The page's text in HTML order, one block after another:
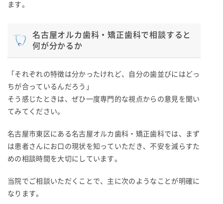
ます。
名古屋オルカ歯科・矯正歯科で相談すると
何が分かるか
「それぞれの特徴は分かったけれど、自分の歯並びにはどっ
ちが合っているんだろう」
そう感じたときは、ぜひ一度専門的な視点からの意見を聞い
てみてください。
名古屋市東区にある名古屋オルカ歯科・矯正歯科では、まず
は患者さんにお口の現状を知っていただき、不安を減らすた
めの相談時間を大切にしています。
当院でご相談いただくことで、主に次のようなことが明確に
なります。